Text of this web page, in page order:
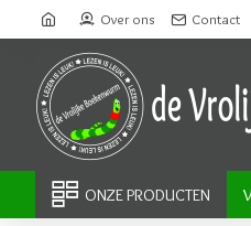
Over ons Contact
ONZE PRODUCTEN